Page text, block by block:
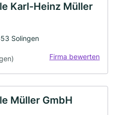
Karl-Heinz Müller
Solingen
Firma bewerten
Müller GmbH